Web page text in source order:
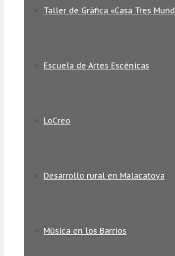
Taller de Gráfica «Casa Tres
Escuela de Artes Escénicas
LoCreo
Desarrollo rural en Malacatoya
Música en los Barrios